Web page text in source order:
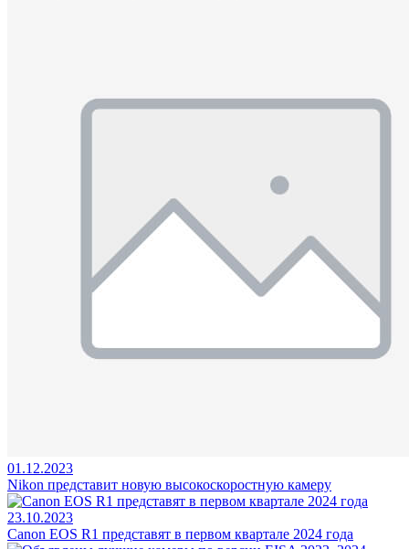
01.12.2023
Nikon представит новую высокоскоростную камеру
23.10.2023
Canon EOS R1 представят в первом квартале 2024 года